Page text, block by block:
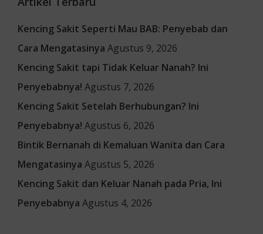
Kencing Sakit Seperti Mau BAB: Penyebab dan
Cara Mengatasinya Agustus 9, 2026
Kencing Sakit tapi Tidak Keluar Nanah? Ini
Penyebabnya! Agustus 7, 2026
Kencing Sakit Setelah Berhubungan? Ini
Penyebabnya! Agustus 6, 2026
Bintik Bernanah di Kemaluan Wanita dan Cara
Mengatasinya Agustus 5, 2026
Kencing Sakit dan Keluar Nanah pada Pria, Ini
Penyebabnya Agustus 4, 2026